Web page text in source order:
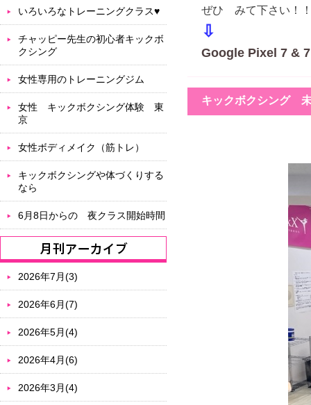
ぜひ みて下さい！
⇩
Google Pixel 7 & 7
キックボクシング
いろいろなトレーニングクラス♥
チャッピー先生の初心者キックボ
クシング
女性専用のトレーニングジム
女性 キックボクシング体験 東
京
女性ボディメイク（筋トレ）
キックボクシングや体づくりする
なら
6月8日からの 夜クラス開始時間
2026年7月(3)
2026年6月(7)
2026年5月(4)
2026年4月(6)
2026年3月(4)